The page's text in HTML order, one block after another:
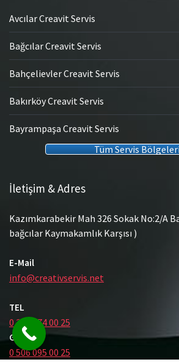
Avcılar Creavit Servis
Bağcılar Creavit Servis
Bahçelievler Creavit Servis
Bakırköy Creavit Servis
Bayrampaşa Creavit Servis
Tüm Servis
İletişim & Adres
Kazımkarabekir Mah 326 Sokak No:2/A
bağcılar Kaymakamlık Karşısı )
E-Mail
info@creativservis.net
TEL
0 212 474 00 25
GSM
0 506 095 00 25